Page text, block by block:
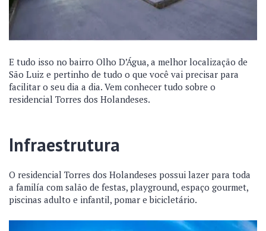
E tudo isso no bairro Olho D’Água, a melhor localização de
São Luiz e pertinho de tudo o que você vai precisar para
facilitar o seu dia a dia. Vem conhecer tudo sobre o
residencial Torres dos Holandeses.
Infraestrutura
O residencial Torres dos Holandeses possui lazer para toda
a familía com salão de festas, playground, espaço gourmet,
piscinas adulto e infantil, pomar e bicicletário.